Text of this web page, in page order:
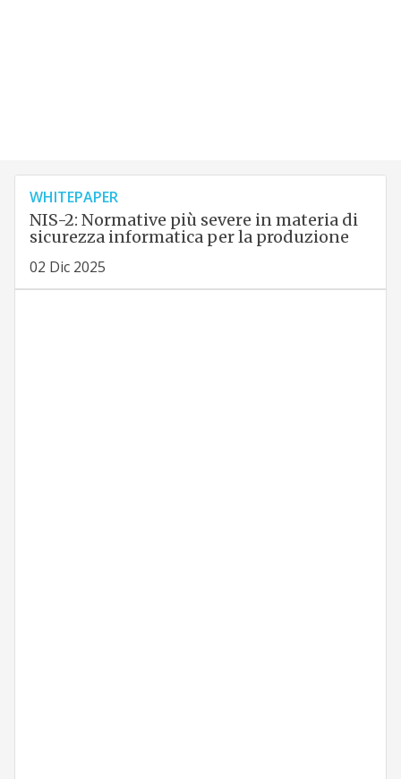
WHITEPAPER
NIS-2: Normative più severe in materia di
sicurezza informatica per la produzione
02 Dic 2025